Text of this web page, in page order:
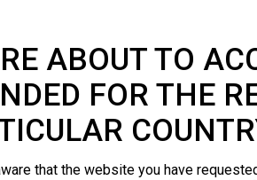
ABOUT TO
FOR THE
that the website you have